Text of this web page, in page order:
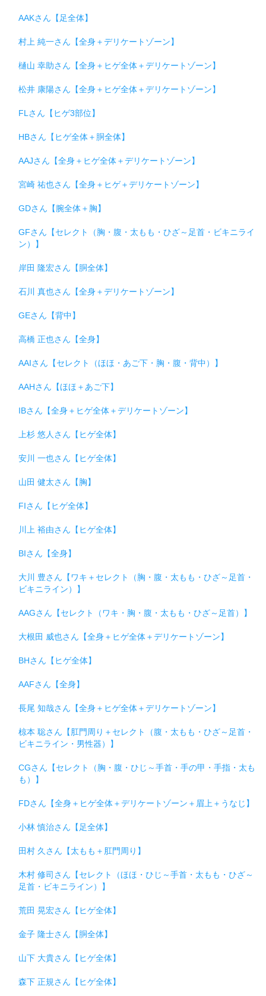
AAKさん【足全体】
村上 純一さん【全身＋デリケートゾーン】
樋山 幸助さん【全身＋ヒゲ全体＋デリケートゾーン】
松井 康陽さん【全身＋ヒゲ全体＋デリケートゾーン】
FLさん【ヒゲ3部位】
HBさん【ヒゲ全体＋胴全体】
AAJさん【全身＋ヒゲ全体＋デリケートゾーン】
宮崎 祐也さん【全身＋ヒゲ＋デリケートゾーン】
GDさん【腕全体＋胸】
GFさん【セレクト（胸・腹・太もも・ひざ～足首・ビキニライ
ン）】
岸田 隆宏さん【胴全体】
石川 真也さん【全身＋デリケートゾーン】
GEさん【背中】
高橋 正也さん【全身】
AAIさん【セレクト（ほほ・あご下・胸・腹・背中）】
AAHさん【ほほ＋あご下】
IBさん【全身＋ヒゲ全体＋デリケートゾーン】
上杉 悠人さん【ヒゲ全体】
安川 一也さん【ヒゲ全体】
山田 健太さん【胸】
FIさん【ヒゲ全体】
川上 裕由さん【ヒゲ全体】
BIさん【全身】
大川 豊さん【ワキ＋セレクト（胸・腹・太もも・ひざ～足首・
ビキニライン）】
AAGさん【セレクト（ワキ・胸・腹・太もも・ひざ～足首）】
大根田 威也さん【全身＋ヒゲ全体＋デリケートゾーン】
BHさん【ヒゲ全体】
AAFさん【全身】
長尾 知哉さん【全身＋ヒゲ全体＋デリケートゾーン】
椋本 聡さん【肛門周り＋セレクト（腹・太もも・ひざ～足首・
ビキニライン・男性器）】
CGさん【セレクト（胸・腹・ひじ～手首・手の甲・手指・太も
も）】
FDさん【全身＋ヒゲ全体＋デリケートゾーン＋眉上＋うなじ】
小林 慎治さん【足全体】
田村 久さん【太もも＋肛門周り】
木村 修司さん【セレクト（ほほ・ひじ～手首・太もも・ひざ～
足首・ビキニライン）】
荒田 晃宏さん【ヒゲ全体】
金子 隆士さん【胴全体】
山下 大貴さん【ヒゲ全体】
森下 正規さん【ヒゲ全体】